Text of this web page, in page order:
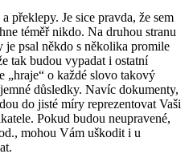
překlepy. Je sice pravda, že sem
téměř nikdo. Na druhou stranu
psal někdo s několika promile
tak budou vypadat i ostatní
„hraje“ o každé slovo takový
důsledky. Navíc dokumenty,
do jisté míry reprezentovat Vaši
Pokud budou neupravené,
mohou Vám uškodit i u